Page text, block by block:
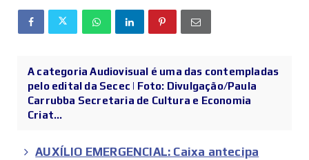
A categoria Audiovisual é uma das contempladas
pelo edital da Secec | Foto: Divulgação/Paula
Carrubba Secretaria de Cultura e Economia
Criat...
AUXÍLIO EMERGENCIAL: Caixa antecipa